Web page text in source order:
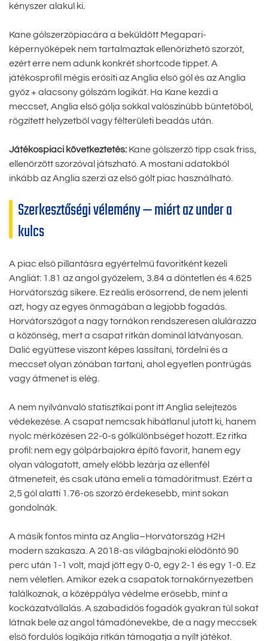
kényszer alakul ki.
Kane gólszerzőpiacára a beküldött Megapari-
képernyőképek nem tartalmaztak ellenőrizhető szorzót,
ezért erre nem adunk konkrét shortcode tippet. A
játékosprofil mégis erősíti az Anglia első gól és az Anglia
győz + alacsony gólszám logikát. Ha Kane kezdi a
meccset, Anglia első gólja sokkal valószínűbb büntetőből,
rögzített helyzetből vagy félterületi beadás után.
Játékospiaci következtetés: Kane gólszerző tipp csak friss,
ellenőrzött szorzóval játszható. A mostani adatokból
inkább az Anglia szerzi az első gólt piac használható.
Szerkesztőségi vélemény — miért az under a
kulcs
A piac első pillantásra egyértelmű favoritként kezeli
Angliát: 1.81 az angol győzelem, 3.84 a döntetlen és 4.625
Horvátország sikere. Ez reális erősorrend, de nem jelenti
azt, hogy az egyes önmagában a legjobb fogadás.
Horvátországot a nagy tornákon rendszeresen alulárazza
a közönség, mert a csapat ritkán dominál látványosan.
Dalić együttese viszont képes lassítani, tördelni és a
meccset olyan zónában tartani, ahol egyetlen pontrúgás
vagy átmenet is elég.
A nem nyilvánvaló statisztikai pont itt Anglia selejtezős
védekezése. A csapat nemcsak hibátlanul jutott ki, hanem
nyolc mérkőzésen 22-0-s gólkülönbséget hozott. Ez ritka
profil: nem egy gólpárbajokra építő favorit, hanem egy
olyan válogatott, amely előbb lezárja az ellenfél
átmeneteit, és csak utána emeli a támadóritmust. Ezért a
2,5 gól alatti 1.76-os szorzó érdekesebb, mint sokan
gondolnák.
A másik fontos minta az Anglia–Horvátország H2H
modern szakasza. A 2018-as világbajnoki elődöntő 90
perc után 1-1 volt, majd jött egy 0-0, egy 2-1 és egy 1-0. Ez
nem véletlen. Amikor ezek a csapatok tornakörnyezetben
találkoznak, a középpálya védelme erősebb, mint a
kockázatvállalás. A szabadidős fogadók gyakran túl sokat
látnak bele az angol támadónevekbe, de a nagy meccsek
első fordulós logikája ritkán támogatja a nyílt játékot.